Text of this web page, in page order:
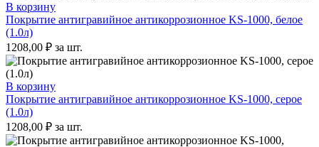
В корзину
Покрытие антигравийное антикоррозионное KS-1000, белое
(1.0л)
1208,00 ₽ за шт.
В корзину
Покрытие антигравийное антикоррозионное KS-1000, серое
(1.0л)
1208,00 ₽ за шт.